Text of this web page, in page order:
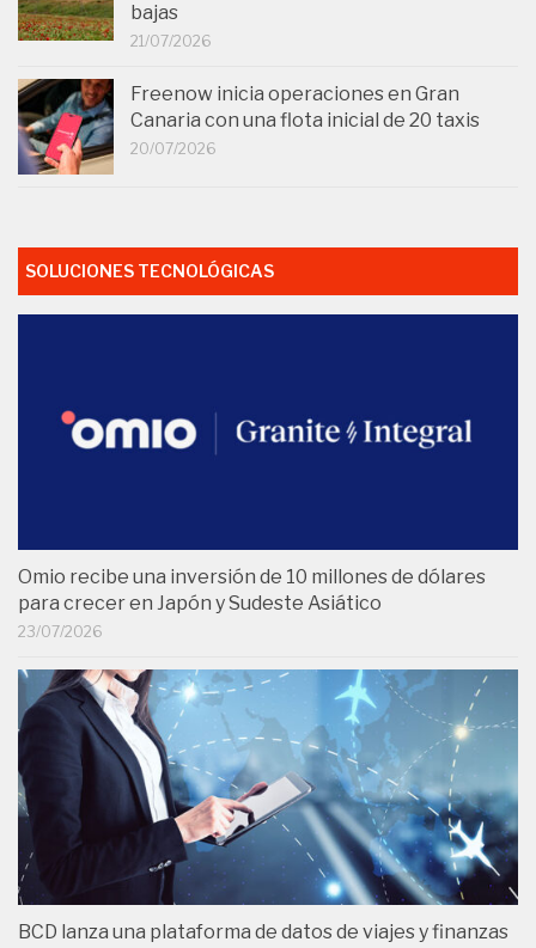
bajas
21/07/2026
Freenow inicia operaciones en Gran
Canaria con una flota inicial de 20 taxis
20/07/2026
SOLUCIONES TECNOLÓGICAS
Omio recibe una inversión de 10 millones de dólares
para crecer en Japón y Sudeste Asiático
23/07/2026
BCD lanza una plataforma de datos de viajes y finanzas